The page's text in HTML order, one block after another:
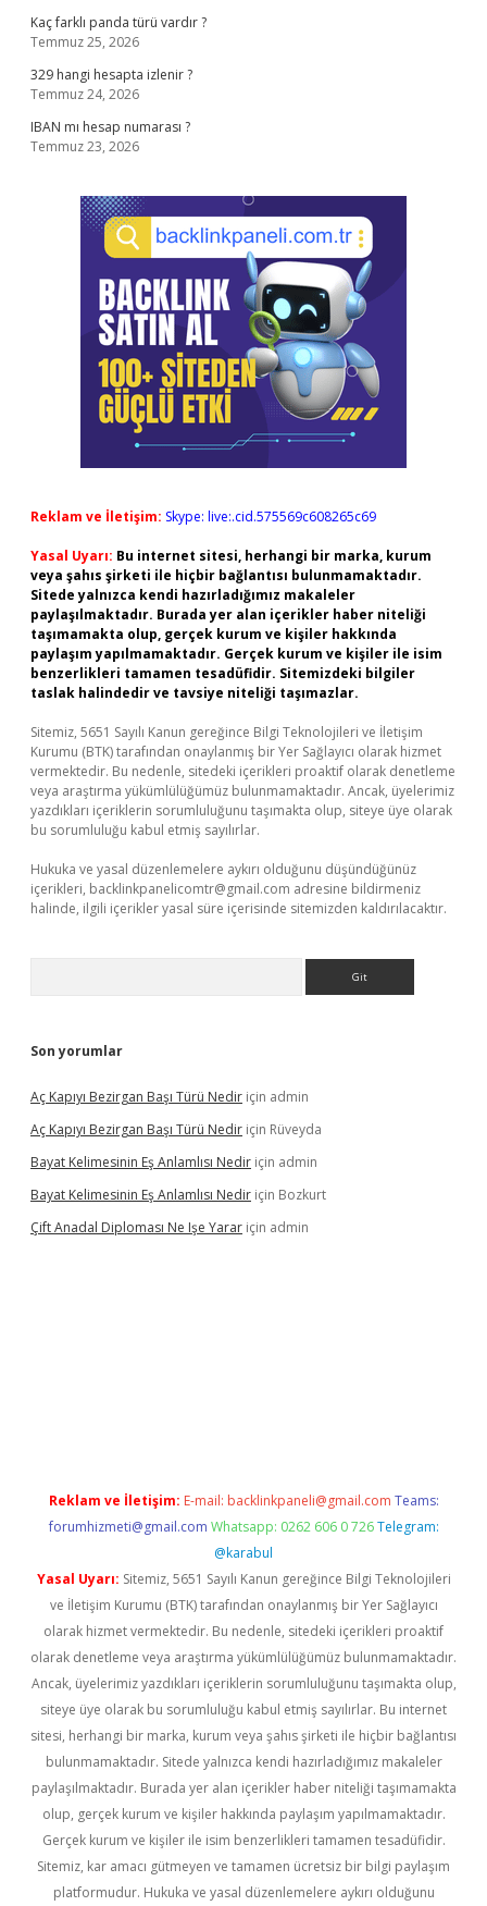
Kaç farklı panda türü vardır ?
Temmuz 25, 2026
329 hangi hesapta izlenir ?
Temmuz 24, 2026
IBAN mı hesap numarası ?
Temmuz 23, 2026
Reklam ve İletişim: Skype: live:.cid.575569c608265c69
Yasal Uyarı: Bu internet sitesi, herhangi bir marka, kurum
veya şahıs şirketi ile hiçbir bağlantısı bulunmamaktadır.
Sitede yalnızca kendi hazırladığımız makaleler
paylaşılmaktadır. Burada yer alan içerikler haber niteliği
taşımamakta olup, gerçek kurum ve kişiler hakkında
paylaşım yapılmamaktadır. Gerçek kurum ve kişiler ile isim
benzerlikleri tamamen tesadüfidir. Sitemizdeki bilgiler
taslak halindedir ve tavsiye niteliği taşımazlar.
Sitemiz, 5651 Sayılı Kanun gereğince Bilgi Teknolojileri ve İletişim
Kurumu (BTK) tarafından onaylanmış bir Yer Sağlayıcı olarak hizmet
vermektedir. Bu nedenle, sitedeki içerikleri proaktif olarak denetleme
veya araştırma yükümlülüğümüz bulunmamaktadır. Ancak, üyelerimiz
yazdıkları içeriklerin sorumluluğunu taşımakta olup, siteye üye olarak
bu sorumluluğu kabul etmiş sayılırlar.
Hukuka ve yasal düzenlemelere aykırı olduğunu düşündüğünüz
içerikleri, backlinkpanelicomtr@gmail.com adresine bildirmeniz
halinde, ilgili içerikler yasal süre içerisinde sitemizden kaldırılacaktır.
Son yorumlar
Aç Kapıyı Bezirgan Başı Türü Nedir için admin
Aç Kapıyı Bezirgan Başı Türü Nedir için Rüveyda
Bayat Kelimesinin Eş Anlamlısı Nedir için admin
Bayat Kelimesinin Eş Anlamlısı Nedir için Bozkurt
Çift Anadal Diploması Ne Işe Yarar için admin
Reklam ve İletişim: E-mail: backlinkpaneli@gmail.com Teams:
forumhizmeti@gmail.com Whatsapp: 0262 606 0 726 Telegram:
@karabul
Yasal Uyarı: Sitemiz, 5651 Sayılı Kanun gereğince Bilgi Teknolojileri
ve İletişim Kurumu (BTK) tarafından onaylanmış bir Yer Sağlayıcı
olarak hizmet vermektedir. Bu nedenle, sitedeki içerikleri proaktif
olarak denetleme veya araştırma yükümlülüğümüz bulunmamaktadır.
Ancak, üyelerimiz yazdıkları içeriklerin sorumluluğunu taşımakta olup,
siteye üye olarak bu sorumluluğu kabul etmiş sayılırlar. Bu internet
sitesi, herhangi bir marka, kurum veya şahıs şirketi ile hiçbir bağlantısı
bulunmamaktadır. Sitede yalnızca kendi hazırladığımız makaleler
paylaşılmaktadır. Burada yer alan içerikler haber niteliği taşımamakta
olup, gerçek kurum ve kişiler hakkında paylaşım yapılmamaktadır.
Gerçek kurum ve kişiler ile isim benzerlikleri tamamen tesadüfidir.
Sitemiz, kar amacı gütmeyen ve tamamen ücretsiz bir bilgi paylaşım
platformudur. Hukuka ve yasal düzenlemelere aykırı olduğunu